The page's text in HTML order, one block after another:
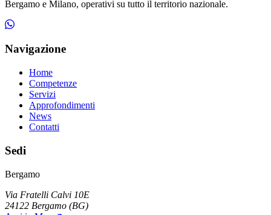
Bergamo e Milano, operativi su tutto il territorio nazionale.
Navigazione
Home
Competenze
Servizi
Approfondimenti
News
Contatti
Sedi
Bergamo
Via Fratelli Calvi 10E
24122 Bergamo (BG)